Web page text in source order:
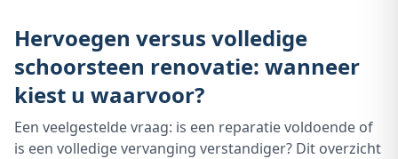
Hervoegen versus volledige
schoorsteen renovatie: wanneer
kiest u waarvoor?
Een veelgestelde vraag: is een reparatie voldoende of
is een volledige vervanging verstandiger? Dit overzicht